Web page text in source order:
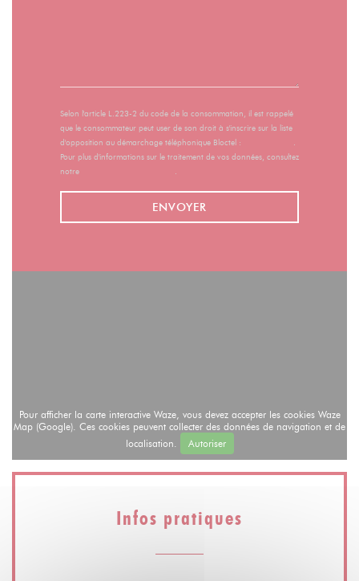
Selon l'article L.223-2 du code de la consommation, il est rappelé
que le consommateur peut user de son droit à s'inscrire sur la liste
d'opposition au démarchage téléphonique Bloctel :
.
Pour plus d'informations sur le traitement de vos données, consultez
notre
.
Pour afficher la carte interactive Waze, vous devez accepter les cookies Waze
Map (Google). Ces cookies peuvent collecter des données de navigation et de
localisation.
Autoriser
Infos pratiques